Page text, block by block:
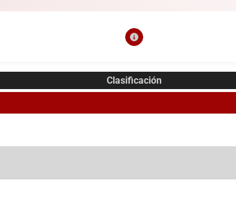
Clasificación